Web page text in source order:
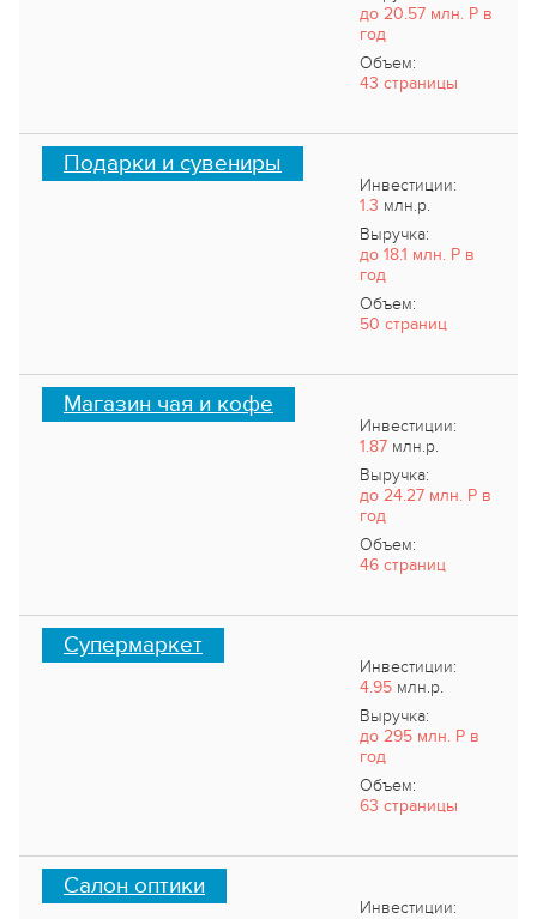
до 20.57 млн. Р в
год
Объем:
43 страницы
Подарки и сувениры
Инвестиции:
1.3 млн.р.
Выручка:
до 18.1 млн. Р в
год
Объем:
50 страниц
Магазин чая и кофе
Инвестиции:
1.87млн.р.
Выручка:
до 24.27 млн. Р в
год
Объем:
46 страниц
Супермаркет
Инвестиции:
4.95млн.р.
Выручка:
до 295 млн. Р в
год
Объем:
63 страницы
Салон оптики
Инвестиции: